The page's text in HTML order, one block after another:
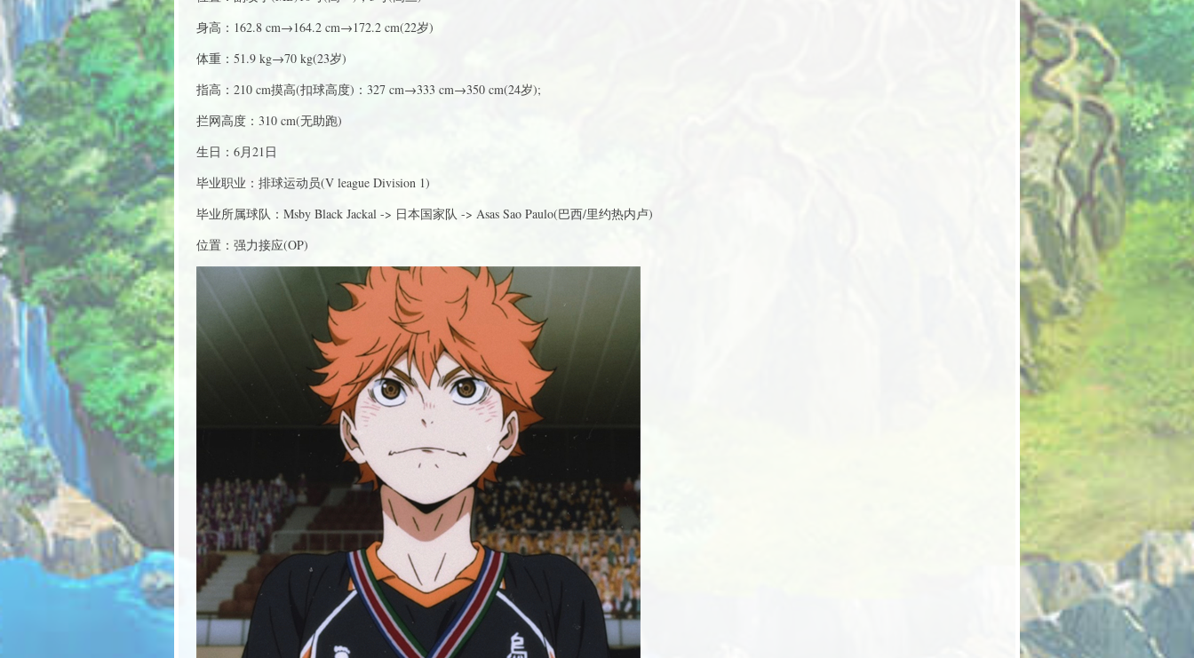
身高：162.8 cm→164.2 cm→172.2 cm(22岁)
体重：51.9 kg→70 kg(23岁)
指高：210 cm摸高(扣球高度)：327 cm→333 cm→350 cm(24岁);
拦网高度：310 cm(无助跑)
生日：6月21日
毕业职业：排球运动员(V league Division 1)
毕业所属球队：Msby Black Jackal -> 日本国家队 -> Asas Sao Paulo(巴西/里约热内卢)
位置：强力接应(OP)